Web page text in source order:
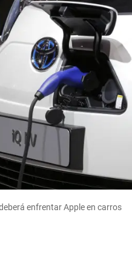
enfrentar Apple en carros